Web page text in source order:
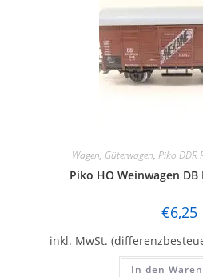
Wagen, Güterwagen, Piko DDR
Piko HO Weinwagen DB
€6,25
inkl. MwSt.
In den